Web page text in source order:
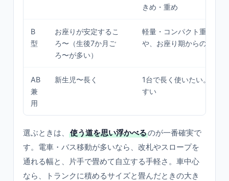
きめ・重め
B
型
お座りが安定するこ
ろ〜（生後7か月ご
ろ〜が多い）
軽量・コンパクト重視。
や、お座り期からのデビ
AB
兼
用
新生児〜長く
1台で長く使いたい。価格
すい
選ぶときは、 使う道を思い浮かべるのが一番確実で
す。電車・バス移動が多いなら、改札やスロープを
通れる幅と、片手で畳めて自立する手軽さ。車中心
なら、トランクに積めるサイズと畳んだときの大き